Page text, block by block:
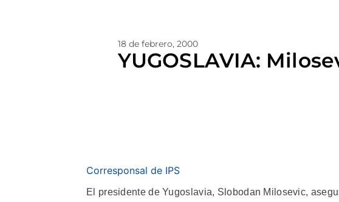
18 de febrero, 2000
YUGOSLAVIA:
Corresponsal de IPS
El presidente de Yugoslavia, Slobodan Milosevic,